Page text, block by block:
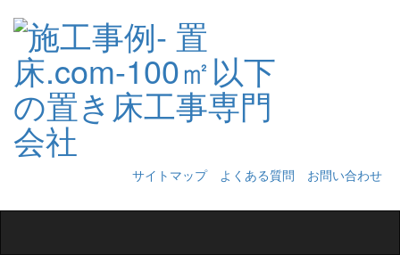
サイトマップ よくある質問
お問い合わせ
navigation